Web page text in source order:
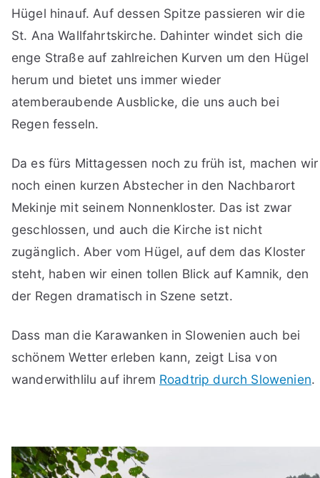
Hügel hinauf. Auf dessen Spitze passieren wir die
St. Ana Wallfahrtskirche. Dahinter windet sich die
enge Straße auf zahlreichen Kurven um den Hügel
herum und bietet uns immer wieder
atemberaubende Ausblicke, die uns auch bei
Regen fesseln.
Da es fürs Mittagessen noch zu früh ist, machen wir
noch einen kurzen Abstecher in den Nachbarort
Mekinje mit seinem Nonnenkloster. Das ist zwar
geschlossen, und auch die Kirche ist nicht
zugänglich. Aber vom Hügel, auf dem das Kloster
steht, haben wir einen tollen Blick auf Kamnik, den
der Regen dramatisch in Szene setzt.
Dass man die Karawanken in Slowenien auch bei
schönem Wetter erleben kann, zeigt Lisa von
wanderwithlilu auf ihrem Roadtrip durch Slowenien.